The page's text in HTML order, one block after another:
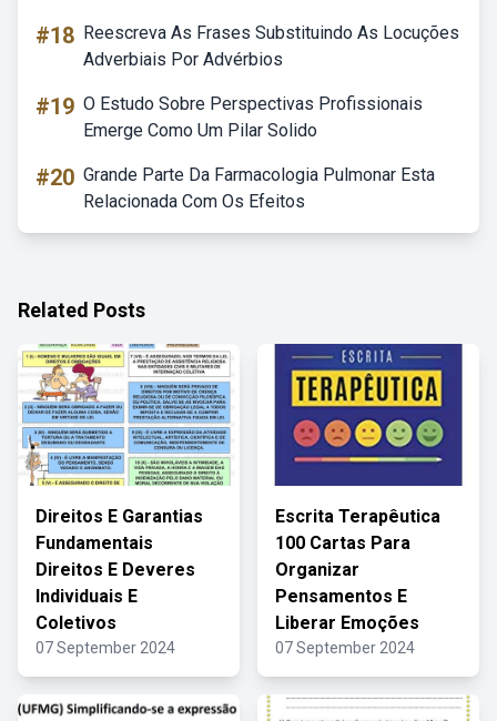
#18 Reescreva As Frases Substituindo As Locuções
Adverbiais Por Advérbios
#19 O Estudo Sobre Perspectivas Profissionais
Emerge Como Um Pilar Solido
#20 Grande Parte Da Farmacologia Pulmonar Esta
Relacionada Com Os Efeitos
Related Posts
Direitos E Garantias
Fundamentais
Direitos E Deveres
Individuais E
Coletivos
07 September 2024
Escrita Terapêutica
100 Cartas Para
Organizar
Pensamentos E
Liberar Emoções
07 September 2024